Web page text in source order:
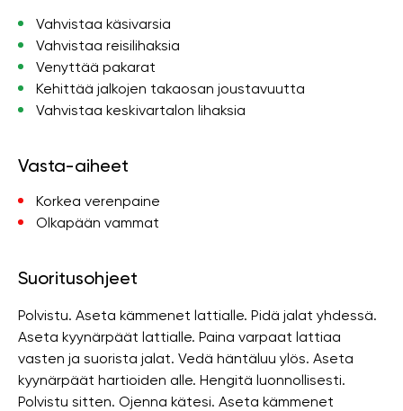
Vahvistaa käsivarsia
Vahvistaa reisilihaksia
Venyttää pakarat
Kehittää jalkojen takaosan joustavuutta
Vahvistaa keskivartalon lihaksia
Vasta-aiheet
Korkea verenpaine
Olkapään vammat
Suoritusohjeet
Polvistu. Aseta kämmenet lattialle. Pidä jalat yhdessä.
Aseta kyynärpäät lattialle. Paina varpaat lattiaa
vasten ja suorista jalat. Vedä häntäluu ylös. Aseta
kyynärpäät hartioiden alle. Hengitä luonnollisesti.
Polvistu sitten. Ojenna kätesi. Aseta kämmenet